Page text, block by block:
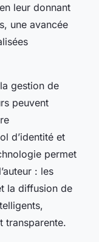
leur donnant
une avancée
gestion de
peuvent
d’identité et
permet
: les
la diffusion de
transparente.